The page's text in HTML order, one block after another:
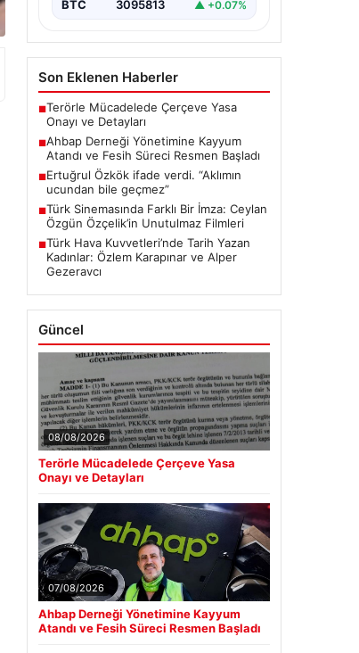
BTC 3095813 ▲ +0.07%
Son Eklenen Haberler
■Terörle Mücadelede Çerçeve Yasa
Onayı ve Detayları
■Ahbap Derneği Yönetimine Kayyum
Atandı ve Fesih Süreci Resmen Başladı
■Ertuğrul Özkök ifade verdi. “Aklımın
ucundan bile geçmez”
■Türk Sinemasında Farklı Bir İmza: Ceylan
Özgün Özçelik’in Unutulmaz Filmleri
■Türk Hava Kuvvetleri’nde Tarih Yazan
Kadınlar: Özlem Karapınar ve Alper
Gezeravcı
Güncel
08/08/2026
Terörle Mücadelede Çerçeve Yasa
Onayı ve Detayları
07/08/2026
Ahbap Derneği Yönetimine Kayyum
Atandı ve Fesih Süreci Resmen Başladı